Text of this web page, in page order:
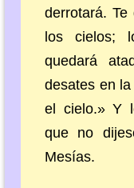
derrotará.
los cielos;
quedará
desates en
el cielo.» Y
que no
Mesías.